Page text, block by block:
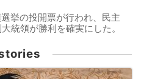
挙の投開票が行われ、民主
統領が勝利を確実にした。